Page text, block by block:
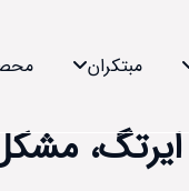
مبتکران
۱۰ ساله